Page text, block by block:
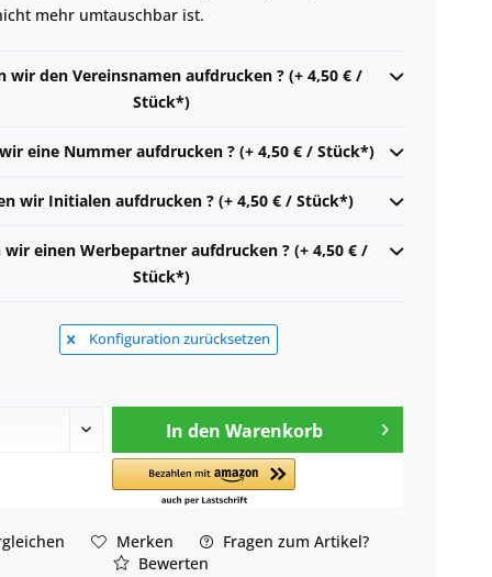
mehr umtauschbar ist.
wir den Vereinsnamen aufdrucken ? (+ 4,50 € /
Stück*)
eine Nummer aufdrucken ? (+ 4,50 € / Stück*)
wir Initialen aufdrucken ? (+ 4,50 € / Stück*)
wir einen Werbepartner aufdrucken ? (+ 4,50 € /
Stück*)
Konfiguration zurücksetzen
In den Warenkorb
Merken
Fragen zum Artikel?
Bewerten